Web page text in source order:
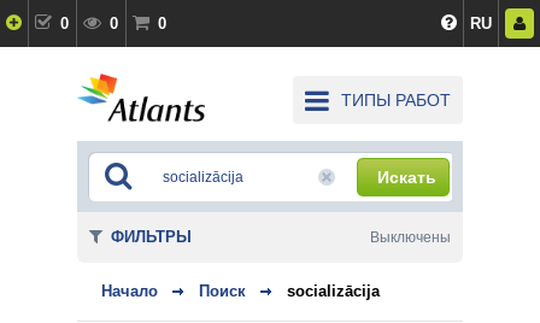
0 0 0 RU
ТИПЫ РАБОТ
Искать
Начало Поиск socializācija
ФИЛЬТРЫ Выключены